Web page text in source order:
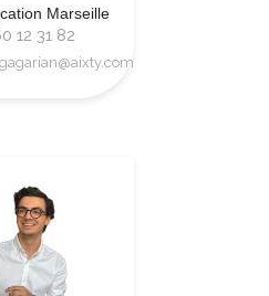
Marseille
12 31 82